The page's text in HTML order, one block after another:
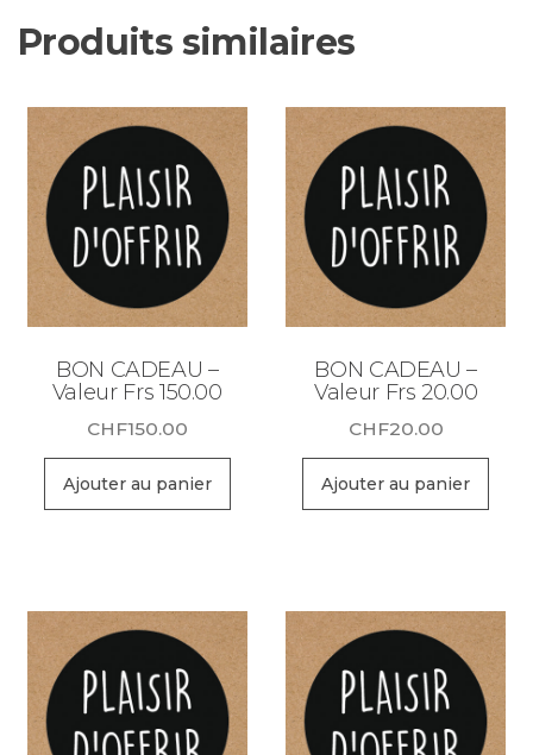
Produits similaires
BON CADEAU –
Valeur Frs 150.00
CHF150.00
Ajouter au panier
BON CADEAU –
Valeur Frs 20.00
CHF20.00
Ajouter au panier